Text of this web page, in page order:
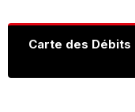
Carte des